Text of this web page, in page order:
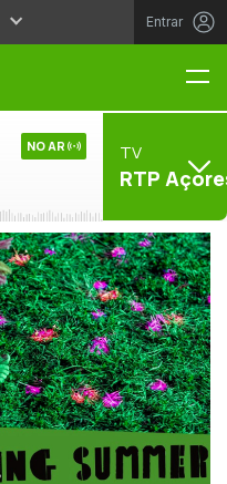
Entrar
NO AR TV
RTP